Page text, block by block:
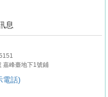
息
嘉峰臺地下1號鋪
電話)